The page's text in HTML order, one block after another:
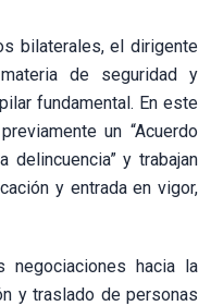
bilaterales, el dirigente
de seguridad y
fundamental. En este
un “Acuerdo
delincuencia” y trabajan
y entrada en vigor,
negociaciones hacia la
y traslado de personas